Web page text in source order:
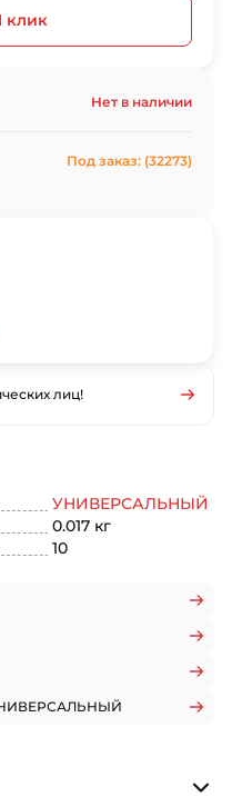
УНИВЕРСАЛЬНЫЙ
0.017 кг
10
клик
Нет в наличии
Под заказ: (32273)
лиц!